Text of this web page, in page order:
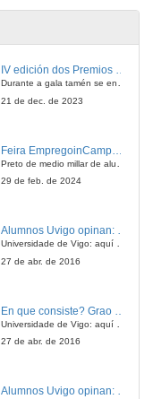
Ideoloxía: Guía para perversos
28 de out. de 2014
4 de nov. de 2014
4 de nov. de 2014
IV edición dos Premios Consello Social UVigo Humana
Durante a gala tamén se entregaron os galardóns aos mellores TFG e TFM en materia de Axenda 2030
21 de dec. de 2023
Preto de medio millar de alumnas e alumnos buscan coñecer máis de preto as oportunidades que lles achegan as arredor de medio cento de empresas que participan na edición viguesa da feira. Xunto coa visita aos stands, durante a feria desenvólvense varias actividades complementarias, como obradoiros, conversas, mesas redondas ou o pasaporte de empregabilidade, un espazo no que poderán recibir asesoramento sobre o seu CV.
29 de feb. de 2024
Alumnos Uvigo opinan: Grao en Ciencias da Linguaxe e Estudos Literarios
Universidade de Vigo: aquí todo é posible
27 de abr. de 2016
Universidade de Vigo: aquí todo é posible
27 de abr. de 2016
Alumnos Uvigo opinan: Grao en Linguas Estranxeiras